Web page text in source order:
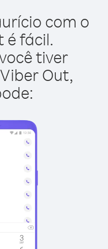
com o
é fácil.
tiver
Out,